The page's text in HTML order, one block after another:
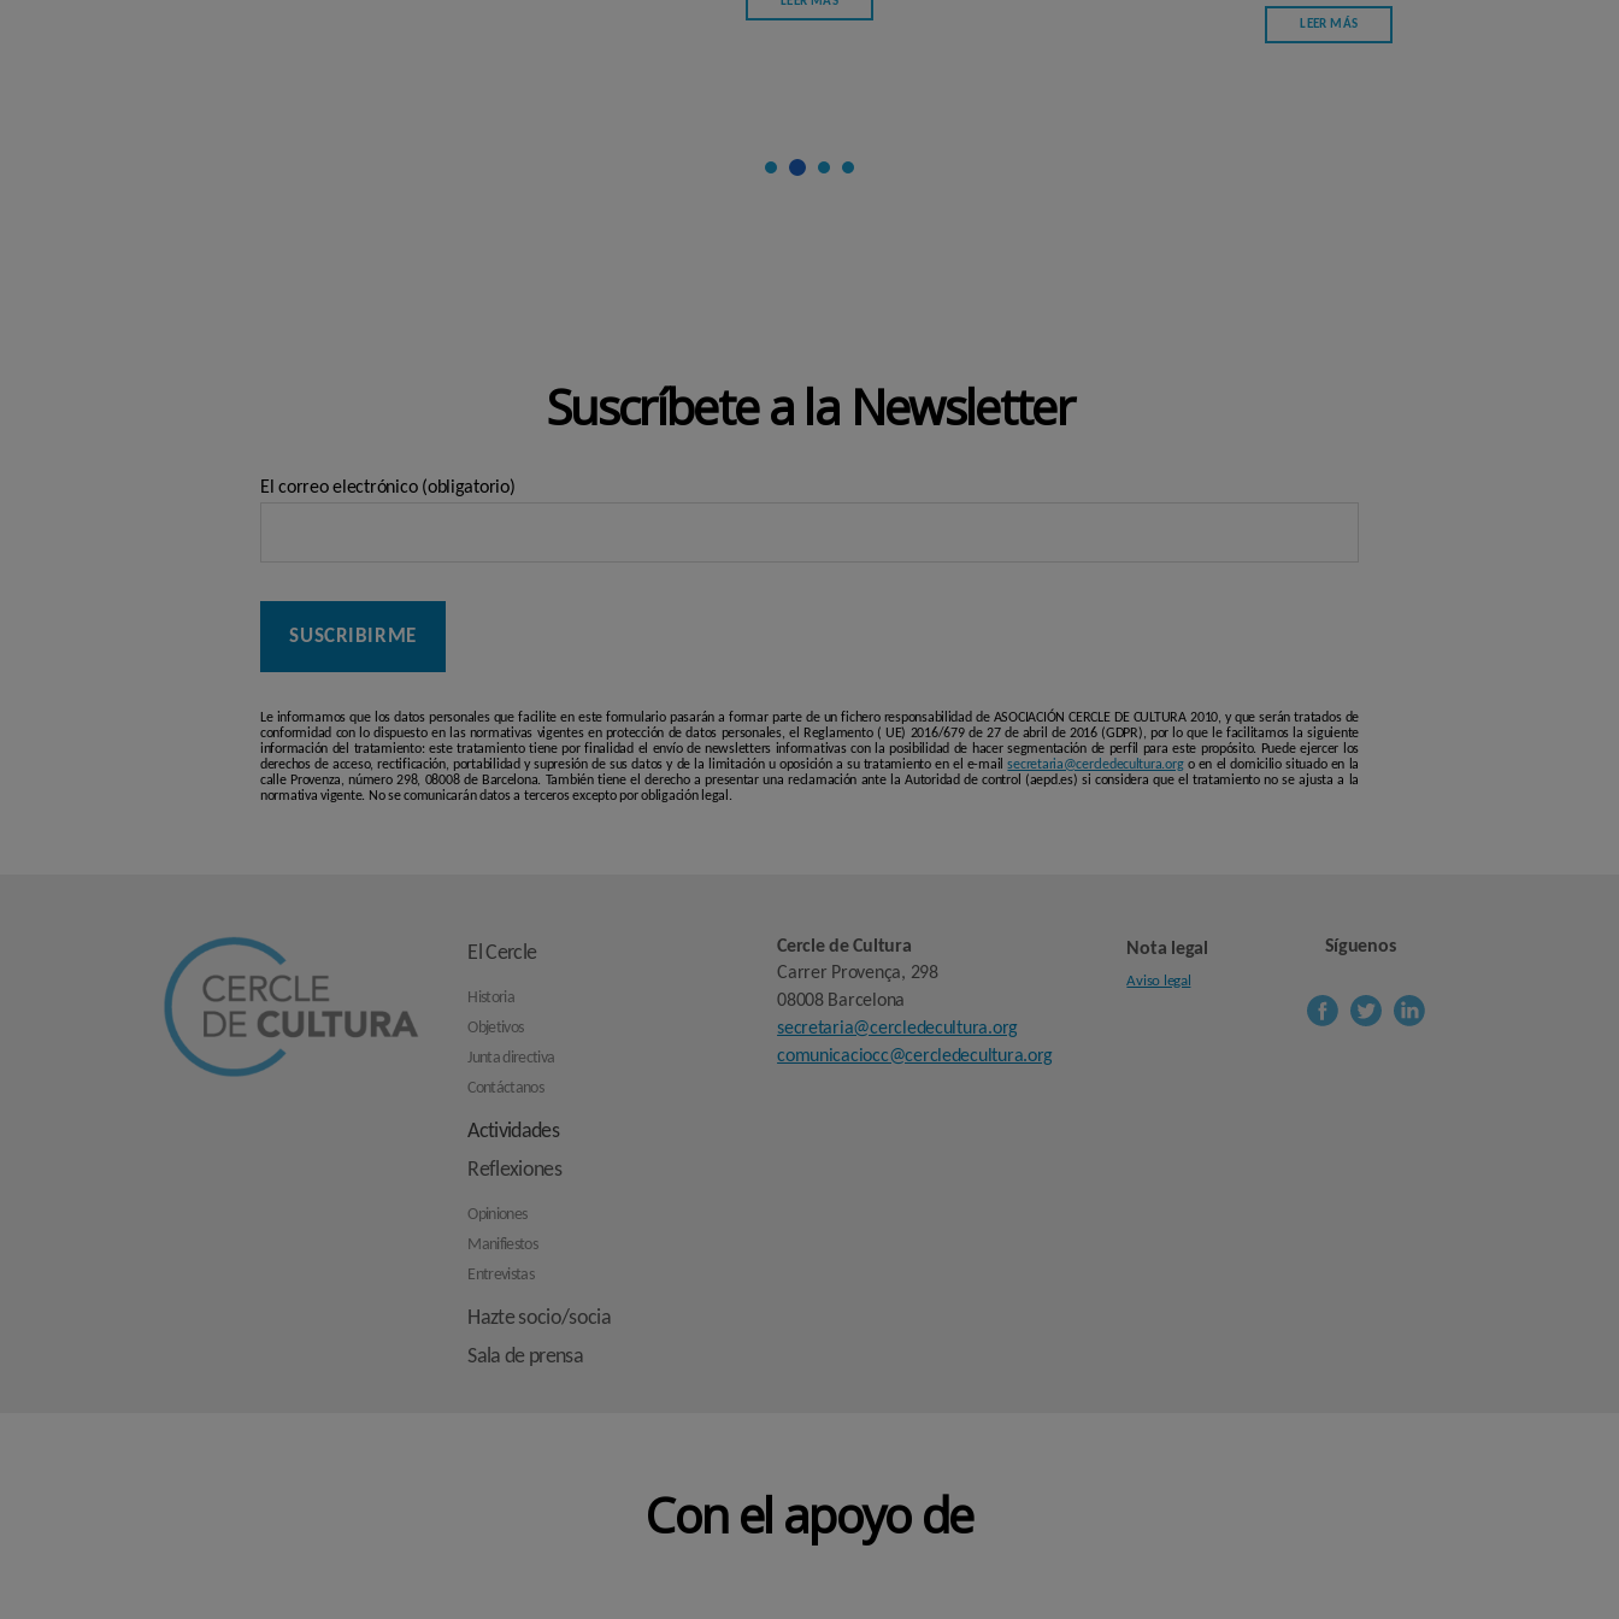
LEER MÁS
Suscríbete a la Newsletter
El correo electrónico (obligatorio)
Le informamos que los datos personales que facilite en este formulario pasarán a formar parte de un fichero responsabilidad de ASOCIACIÓN CERCLE DE CULTURA 2010, y que serán tratados de
conformidad con lo dispuesto en las normativas vigentes en protección de datos personales, el Reglamento ( UE) 2016/679 de 27 de abril de 2016 (GDPR), por lo que le facilitamos la siguiente
información del tratamiento: este tratamiento tiene por finalidad el envío de newsletters informativas con la posibilidad de hacer segmentación de perfil para este propósito. Puede ejercer los
derechos de acceso, rectificación, portabilidad y supresión de sus datos y de la limitación u oposición a su tratamiento en el e-mailsecretaria@cercledecultura.orgo en el domicilio situado en la
calle Provenza, número 298, 08008 de Barcelona. También tiene el derecho a presentar una reclamación ante la Autoridad de control (aepd.es) si considera que el tratamiento no se ajusta a la
normativa vigente. No se comunicarán datos a terceros excepto por obligación legal.
El Cercle
Historia
Objetivos
Junta directiva
Contáctanos
Actividades
Reflexiones
Opiniones
Manifiestos
Entrevistas
Hazte socio/socia
Sala de prensa
Cercle de Cultura
Carrer Provença, 298
08008 Barcelona
secretaria@cercledecultura.org
comunicaciocc@cercledecultura.org
Nota legal
Aviso legal
Síguenos
Con el apoyo de